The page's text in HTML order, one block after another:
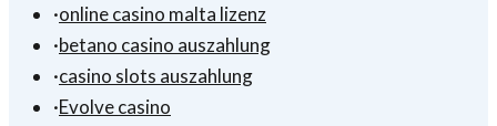
·online casino malta lizenz
·betano casino auszahlung
·casino slots auszahlung
·Evolve casino